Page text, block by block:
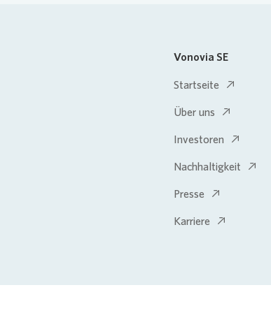
Vonovia SE
Startseite
Über uns
Investoren
Nachhaltigkeit
Presse
Karriere